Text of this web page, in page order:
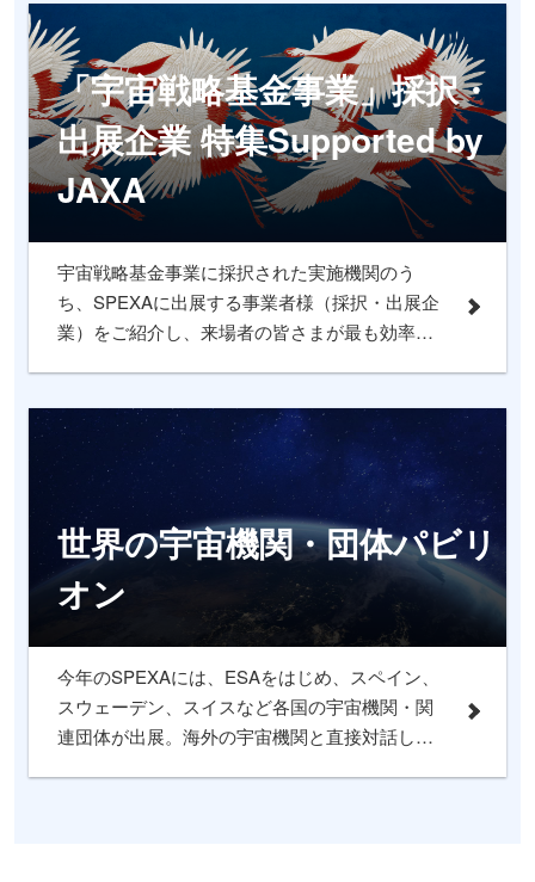
「宇宙戦略基金事業」採択・
出展企業 特集Supported by
JAXA
宇宙戦略基金事業に採択された実施機関のう
ち、SPEXAに出展する事業者様（採択・出展企
業）をご紹介し、来場者の皆さまが最も効率よ
世界の宇宙機関・団体パビリ
オン
今年のSPEXAには、ESAをはじめ、スペイン、
スウェーデン、スイスなど各国の宇宙機関・関
連団体が出展。海外の宇宙機関と直接対話し、